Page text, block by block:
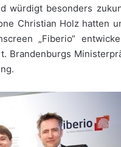
besonders
Christian Holz hatten
„Fiberio“